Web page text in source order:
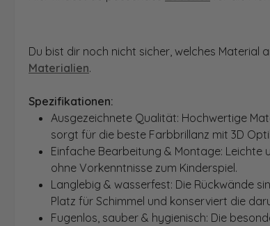
Du bist dir noch nicht sicher, welches Material
Materialien.
Spezifikationen:
Ausgezeichnete Qualität: Hochwertige
sorgt für die beste Farbbrillanz mit 3D
Einfache Bearbeitung & Montage: Leichte
ohne Vorkenntnisse zum Kinderspiel.
Langlebig & wasserfest: Die Rückwände
Platz für Schimmel und konserviert die
Fugenlos, sauber & hygienisch: Die